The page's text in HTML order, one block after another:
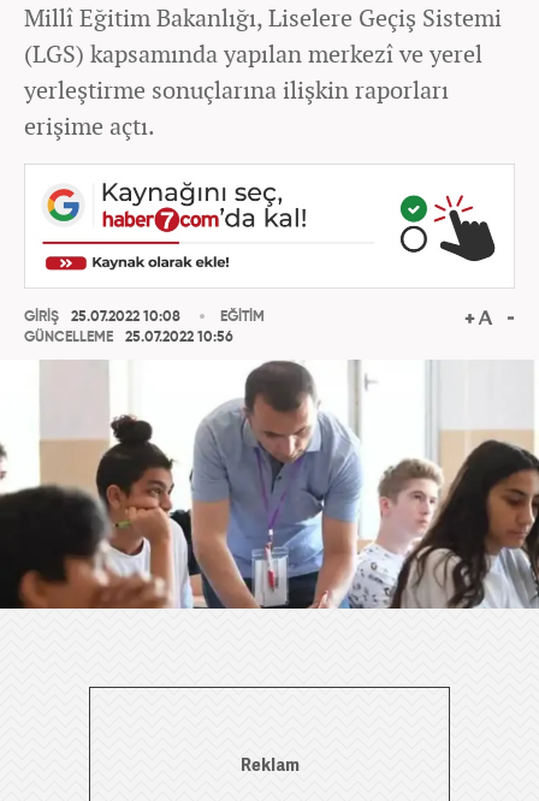
Millî Eğitim Bakanlığı, Liselere Geçiş Sistemi
(LGS) kapsamında yapılan merkezî ve yerel
yerleştirme sonuçlarına ilişkin raporları
erişime açtı.
GİRİŞ
25.07.2022 10:08
GÜNCELLEME
25.07.2022 10:56
EĞİTİM